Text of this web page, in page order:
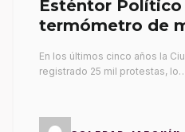
Esténtor Político
termómetro de
En los últimos cinco años la
registrado 25 mil protestas,